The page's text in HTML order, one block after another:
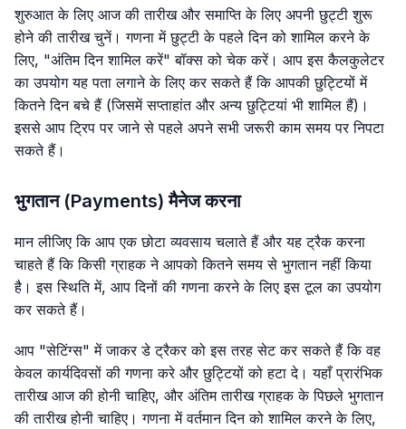
शुरुआत के लिए आज की तारीख और समाप्ति के लिए अपनी छुट्टी शुरू
होने की तारीख चुनें। गणना में छुट्टी के पहले दिन को शामिल करने के
लिए, "अंतिम दिन शामिल करें" बॉक्स को चेक करें। आप इस कैलकुलेटर
का उपयोग यह पता लगाने के लिए कर सकते हैं कि आपकी छुट्टियों में
कितने दिन बचे हैं (जिसमें सप्ताहांत और अन्य छुट्टियां भी शामिल हैं)।
इससे आप ट्रिप पर जाने से पहले अपने सभी जरूरी काम समय पर निपटा
सकते हैं।
भुगतान (Payments) मैनेज करना
मान लीजिए कि आप एक छोटा व्यवसाय चलाते हैं और यह ट्रैक करना
चाहते हैं कि किसी ग्राहक ने आपको कितने समय से भुगतान नहीं किया
है। इस स्थिति में, आप दिनों की गणना करने के लिए इस टूल का उपयोग
कर सकते हैं।
आप "सेटिंग्स" में जाकर डे ट्रैकर को इस तरह सेट कर सकते हैं कि वह
केवल कार्यदिवसों की गणना करे और छुट्टियों को हटा दे। यहाँ प्रारंभिक
तारीख आज की होनी चाहिए, और अंतिम तारीख ग्राहक के पिछले भुगतान
की तारीख होनी चाहिए। गणना में वर्तमान दिन को शामिल करने के लिए,